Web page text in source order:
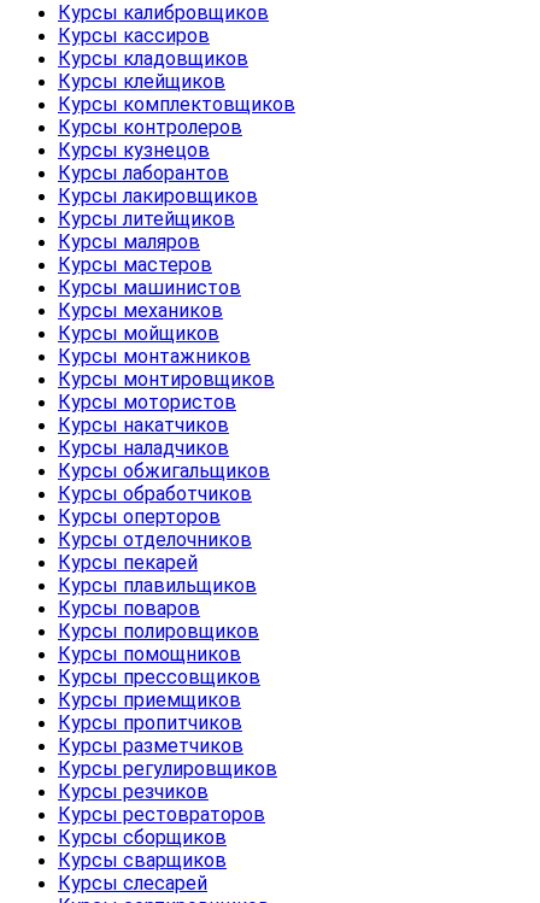
Курсы калибровщиков
Курсы кассиров
Курсы кладовщиков
Курсы клейщиков
Курсы комплектовщиков
Курсы контролеров
Курсы кузнецов
Курсы лаборантов
Курсы лакировщиков
Курсы литейщиков
Курсы маляров
Курсы мастеров
Курсы машинистов
Курсы механиков
Курсы мойщиков
Курсы монтажников
Курсы монтировщиков
Курсы мотористов
Курсы накатчиков
Курсы наладчиков
Курсы обжигальщиков
Курсы обработчиков
Курсы оперторов
Курсы отделочников
Курсы пекарей
Курсы плавильщиков
Курсы поваров
Курсы полировщиков
Курсы помощников
Курсы прессовщиков
Курсы приемщиков
Курсы пропитчиков
Курсы разметчиков
Курсы регулировщиков
Курсы резчиков
Курсы рестовраторов
Курсы сборщиков
Курсы сварщиков
Курсы слесарей